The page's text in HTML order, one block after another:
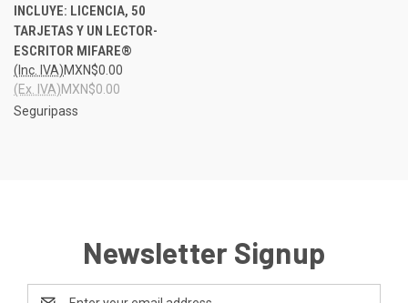
INCLUYE: LICENCIA, 50
TARJETAS Y UN LECTOR-
ESCRITOR MIFARE®
MXN$0.00
(Inc. IVA)
MXN$0.00
(Ex. IVA)
Seguripass
Newsletter Signup